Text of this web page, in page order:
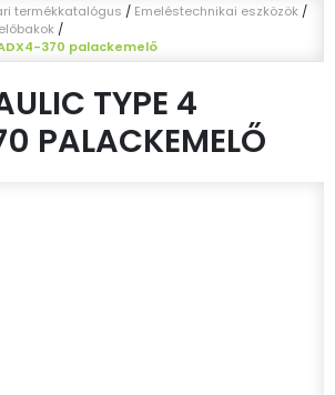
termékkatalógus / Emeléstechnikai eszközök /
/
370 palackemelő
TYPE 4
PALACKEMELŐ